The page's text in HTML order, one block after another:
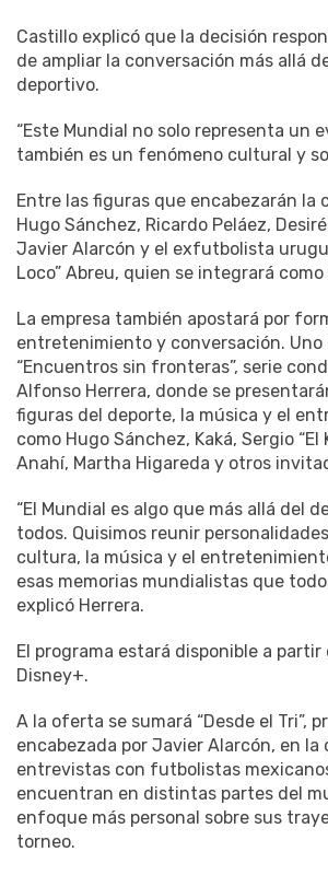
Castillo explicó que la decisión
de ampliar la conversación más allá
deportivo.
“Este Mundial no solo representa un
también es un fenómeno cultural y
Entre las figuras que encabezarán la
Hugo Sánchez, Ricardo Peláez,
Javier Alarcón y el exfutbolista
Loco” Abreu, quien se integrará
La empresa también apostará por
entretenimiento y conversación. Uno
“Encuentros sin fronteras”, serie
Alfonso Herrera, donde se
figuras del deporte, la música y el
como Hugo Sánchez, Kaká, Sergio “El
Anahí, Martha Higareda y otros
“El Mundial es algo que más allá del
todos. Quisimos reunir
cultura, la música y el
esas memorias mundialistas que
explicó Herrera.
El programa estará disponible a
Disney+.
A la oferta se sumará “Desde el Tri”,
encabezada por Javier Alarcón, en la
entrevistas con futbolistas
encuentran en distintas partes del
enfoque más personal sobre sus
torneo.